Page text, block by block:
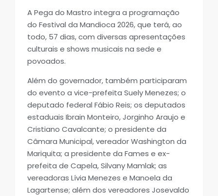
A Pega do Mastro integra a programação
do Festival da Mandioca 2026, que terá, ao
todo, 57 dias, com diversas apresentações
culturais e shows musicais na sede e
povoados.
Além do governador, também participaram
do evento a vice-prefeita Suely Menezes; o
deputado federal Fábio Reis; os deputados
estaduais Ibrain Monteiro, Jorginho Araujo e
Cristiano Cavalcante; o presidente da
Câmara Municipal, vereador Washington da
Mariquita; a presidente da Fames e ex-
prefeita de Capela, Silvany Mamlak; as
vereadoras Lívia Menezes e Manoela da
Lagartense; além dos vereadores Josevaldo